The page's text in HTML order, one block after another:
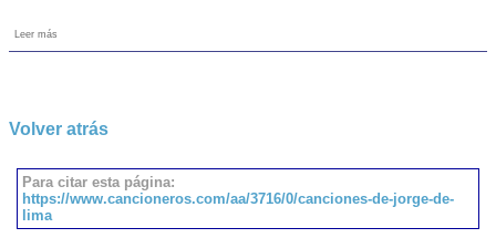
Leer más
Volver atrás
Para citar esta página:
https://www.cancioneros.com/aa/3716/0/canciones-de-jorge-de-
lima